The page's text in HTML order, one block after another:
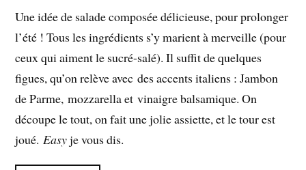
Une idée de salade composée délicieuse, pour prolonger
l’été ! Tous les ingrédients s’y marient à merveille (pour
ceux qui aiment le sucré-salé). Il suffit de quelques
figues, qu’on relève avec des accents italiens : Jambon
de Parme, mozzarella et vinaigre balsamique. On
découpe le tout, on fait une jolie assiette, et le tour est
joué.Easyje vous dis.